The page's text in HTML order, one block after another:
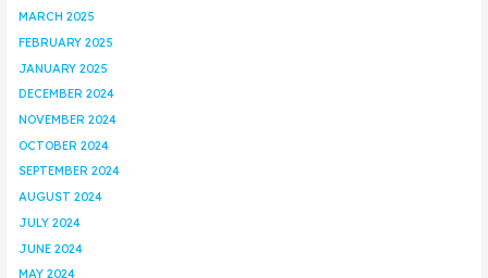
MARCH 2025
FEBRUARY 2025
JANUARY 2025
DECEMBER 2024
NOVEMBER 2024
OCTOBER 2024
SEPTEMBER 2024
AUGUST 2024
JULY 2024
JUNE 2024
MAY 2024